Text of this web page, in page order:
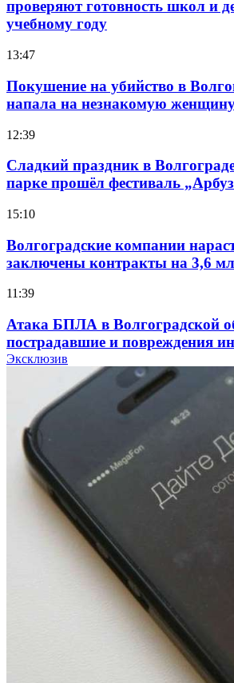
проверяют готовность школ и
учебному году
13:47
Покушение на убийство в
напала на незнакомую
12:39
Сладкий праздник в
парке прошёл фестиваль
15:10
Волгоградские компании
заключены контракты на 3,6
11:39
Атака БПЛА в Волгоградской
пострадавшие и повреждения
Волгоградские вузы в топе
рейтинга: ВолгГТУ и ВолгГМУ
для химической отрасли и
18:39
В Красноармейском районе
конкурс на ремонт моста через
судоходный канал
Фестиваль #ТриЧетыре в
11–13 сентября в рамках Года
Эксклюзив